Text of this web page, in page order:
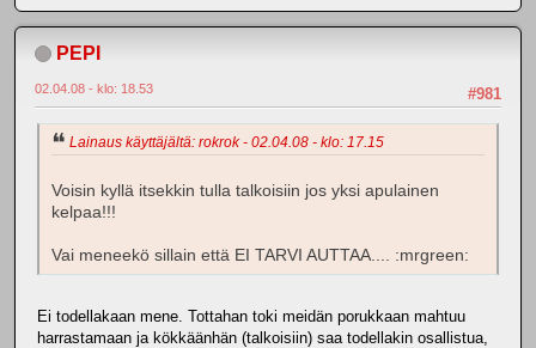
PEPI
#981
02.04.08 - klo: 18.53
Lainaus käyttäjältä: rokrok - 02.04.08 - klo: 17.15
Voisin kyllä itsekkin tulla talkoisiin jos yksi apulainen
kelpaa!!!
Vai meneekö sillain että EI TARVI AUTTAA.... :mrgreen:
Ei todellakaan mene. Tottahan toki meidän porukkaan mahtuu
harrastamaan ja kökkäänhän (talkoisiin) saa todellakin osallistua,